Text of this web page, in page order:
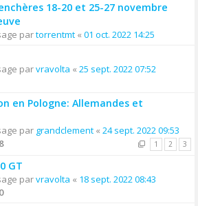
18-20 et 25-27 novembre
partorrentmt « 01 oct. 2022 14:25
parvravolta « 25 sept. 2022 07:52
en Pologne: Allemandes et
par grandclement « 24 sept. 2022 09:53
1 2 3
GT
parvravolta « 18 sept. 2022 08:43